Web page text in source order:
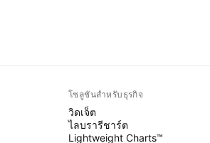
โซลูชันสำหรับธุรกิจ
วิดเจ็ต
ไลบรารีชาร์ต
Lightweight Charts™